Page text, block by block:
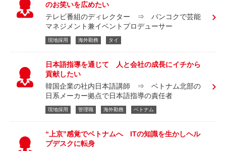
のお笑いを広めたい
テレビ番組のディレクター ⇒ バンコクで芸能
マネジメント兼イベントプロデューサー
現地採用 海外勤務 タイ
日本語指導を通じて 人と会社の成長にイチから
貢献したい
韓国企業の社内日本語講師 ⇒ ベトナム北部の
日系メーカー拠点で日本語指導の責任者
現地採用 管理職 海外勤務 ベトナム
“上京”感覚でベトナムへ ITの知識を生かしヘル
プデスクに転身